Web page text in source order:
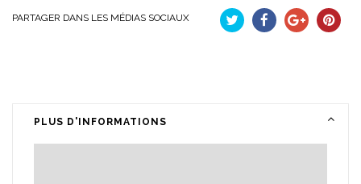
PARTAGER DANS LES MÉDIAS SOCIAUX
PLUS D'INFORMATIONS